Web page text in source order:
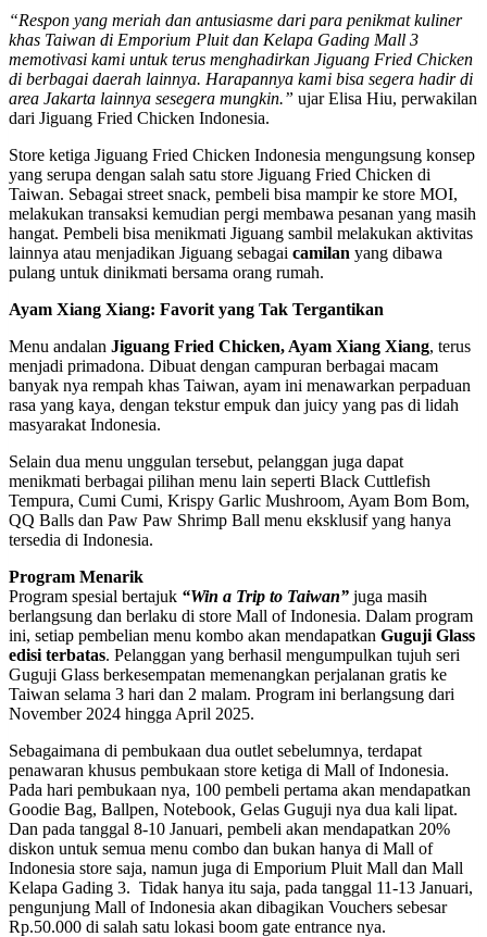
“Respon yang meriah dan antusiasme dari para penikmat kuliner
khas Taiwan di Emporium Pluit dan Kelapa Gading Mall 3
memotivasi kami untuk terus menghadirkan Jiguang Fried Chicken
di berbagai daerah lainnya. Harapannya kami bisa segera hadir di
area Jakarta lainnya sesegera mungkin.” ujar Elisa Hiu, perwakilan
dari Jiguang Fried Chicken Indonesia.
Store ketiga Jiguang Fried Chicken Indonesia mengungsung konsep
yang serupa dengan salah satu store Jiguang Fried Chicken di
Taiwan. Sebagai street snack, pembeli bisa mampir ke store MOI,
melakukan transaksi kemudian pergi membawa pesanan yang masih
hangat. Pembeli bisa menikmati Jiguang sambil melakukan aktivitas
lainnya atau menjadikan Jiguang sebagai camilan yang dibawa
pulang untuk dinikmati bersama orang rumah.
Ayam Xiang Xiang: Favorit yang Tak Tergantikan
Menu andalan Jiguang Fried Chicken, Ayam Xiang Xiang, terus
menjadi primadona. Dibuat dengan campuran berbagai macam
banyak nya rempah khas Taiwan, ayam ini menawarkan perpaduan
rasa yang kaya, dengan tekstur empuk dan juicy yang pas di lidah
masyarakat Indonesia.
Selain dua menu unggulan tersebut, pelanggan juga dapat
menikmati berbagai pilihan menu lain seperti Black Cuttlefish
Tempura, Cumi Cumi, Krispy Garlic Mushroom, Ayam Bom Bom,
QQ Balls dan Paw Paw Shrimp Ball menu eksklusif yang hanya
tersedia di Indonesia.
Program Menarik
Program spesial bertajuk “Win a Trip to Taiwan” juga masih
berlangsung dan berlaku di store Mall of Indonesia. Dalam program
ini, setiap pembelian menu kombo akan mendapatkan Guguji Glass
edisi terbatas. Pelanggan yang berhasil mengumpulkan tujuh seri
Guguji Glass berkesempatan memenangkan perjalanan gratis ke
Taiwan selama 3 hari dan 2 malam. Program ini berlangsung dari
November 2024 hingga April 2025.
Sebagaimana di pembukaan dua outlet sebelumnya, terdapat
penawaran khusus pembukaan store ketiga di Mall of Indonesia.
Pada hari pembukaan nya, 100 pembeli pertama akan mendapatkan
Goodie Bag, Ballpen, Notebook, Gelas Guguji nya dua kali lipat.
Dan pada tanggal 8-10 Januari, pembeli akan mendapatkan 20%
diskon untuk semua menu combo dan bukan hanya di Mall of
Indonesia store saja, namun juga di Emporium Pluit Mall dan Mall
Kelapa Gading 3. Tidak hanya itu saja, pada tanggal 11-13 Januari,
pengunjung Mall of Indonesia akan dibagikan Vouchers sebesar
Rp.50.000 di salah satu lokasi boom gate entrance nya.